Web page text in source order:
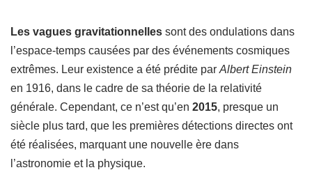
Les vagues gravitationnelles sont des ondulations dans
l’espace-temps causées par des événements cosmiques
extrêmes. Leur existence a été prédite par Albert Einstein
en 1916, dans le cadre de sa théorie de la relativité
générale. Cependant, ce n’est qu’en 2015, presque un
siècle plus tard, que les premières détections directes ont
été réalisées, marquant une nouvelle ère dans
l’astronomie et la physique.